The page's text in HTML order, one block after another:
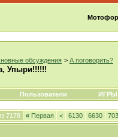
обсуждения > А поговорить?
Упыри!!!!!!
Пользователи ИГРЫ
7178 « Первая < 6130 6630